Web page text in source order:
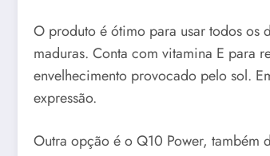
O produto é ótimo para usar todos os
maduras. Conta com vitamina E para
envelhecimento provocado pelo sol.
expressão.
Outra opção é o Q10 Power, também